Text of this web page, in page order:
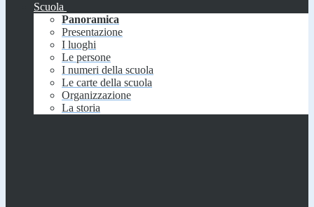
Scuola
Panoramica
Presentazione
I luoghi
Le persone
I numeri della scuola
Le carte della scuola
Organizzazione
La storia